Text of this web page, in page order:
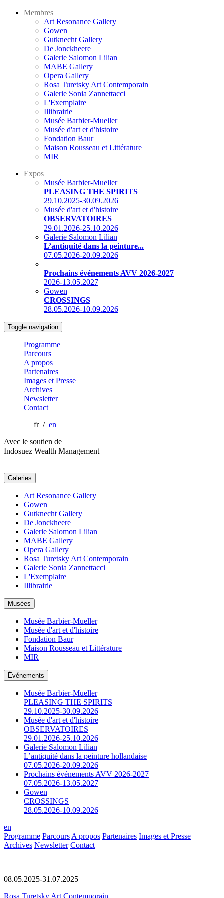
Membres
Art Resonance Gallery
Gowen
Gutknecht Gallery
De Jonckheere
Galerie Salomon Lilian
MABE Gallery
Opera Gallery
Rosa Turetsky Art Contemporain
Galerie Sonia Zannettacci
L'Exemplaire
Illibrairie
Musée Barbier-Mueller
Musée d'art et d'histoire
Fondation Baur
Maison Rousseau et Littérature
MIR
Expos
Musée Barbier-Mueller
PLEASING THE SPIRITS
29.10.2025-30.09.2026
Musée d'art et d'histoire
OBSERVATOIRES
29.01.2026-25.10.2026
Galerie Salomon Lilian
L’antiquité dans la peinture...
07.05.2026-20.09.2026
Prochains événements AVV 2026-2027
2026-13.05.2027
Gowen
CROSSINGS
28.05.2026-10.09.2026
Toggle navigation
Programme
Parcours
A propos
Partenaires
Images et Presse
Archives
Newsletter
Contact
fr / en
Avec le soutien de
Indosuez Wealth Management
Galeries
Art Resonance Gallery
Gowen
Gutknecht Gallery
De Jonckheere
Galerie Salomon Lilian
MABE Gallery
Opera Gallery
Rosa Turetsky Art Contemporain
Galerie Sonia Zannettacci
L'Exemplaire
Illibrairie
Musées
Musée Barbier-Mueller
Musée d'art et d'histoire
Fondation Baur
Maison Rousseau et Littérature
MIR
Événements
Musée Barbier-Mueller
PLEASING THE SPIRITS
29.10.2025-30.09.2026
Musée d'art et d'histoire
OBSERVATOIRES
29.01.2026-25.10.2026
Galerie Salomon Lilian
L’antiquité dans la peinture hollandaise
07.05.2026-20.09.2026
Prochains événements AVV 2026-2027
07.05.2026-13.05.2027
Gowen
CROSSINGS
28.05.2026-10.09.2026
en
Programme Parcours A propos Partenaires Images et Presse
Archives Newsletter Contact
08.05.2025-31.07.2025
Rosa Turetsky Art Contemporain